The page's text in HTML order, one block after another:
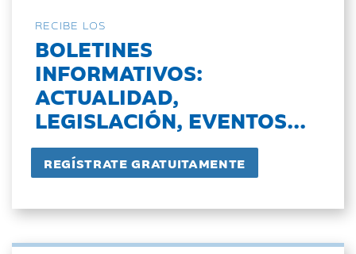
RECIBE LOS
BOLETINES
INFORMATIVOS:
ACTUALIDAD,
LEGISLACIÓN, EVENTOS...